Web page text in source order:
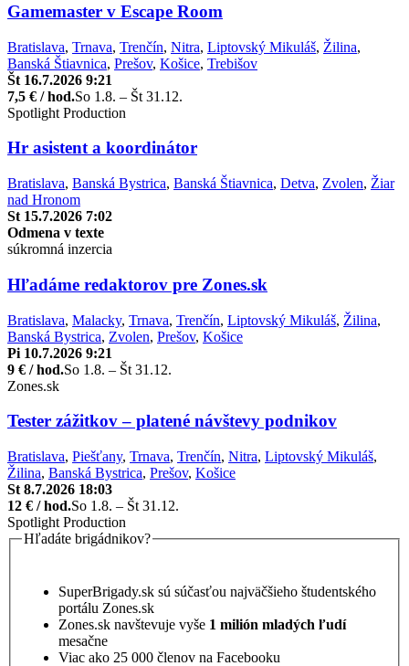
Gamemaster v Escape Room
Bratislava, Trnava, Trenčín, Nitra, Liptovský Mikuláš, Žilina,
Banská Štiavnica, Prešov, Košice, Trebišov
Št 16.7.2026 9:21
7,5 € / hod.So 1.8. – Št 31.12.
Spotlight Production
Hr asistent a koordinátor
Bratislava, Banská Bystrica, Banská Štiavnica, Detva, Zvolen, Žiar
nad Hronom
St 15.7.2026 7:02
Odmena v texte
súkromná inzercia
Hľadáme redaktorov pre Zones.sk
Bratislava, Malacky, Trnava, Trenčín, Liptovský Mikuláš, Žilina,
Banská Bystrica, Zvolen, Prešov, Košice
Pi 10.7.2026 9:21
9 € / hod.So 1.8. – Št 31.12.
Zones.sk
Tester zážitkov – platené návštevy podnikov
Bratislava, Piešťany, Trnava, Trenčín, Nitra, Liptovský Mikuláš,
Žilina, Banská Bystrica, Prešov, Košice
St 8.7.2026 18:03
12 € / hod.So 1.8. – Št 31.12.
Spotlight Production
Hľadáte brigádnikov?
SuperBrigady.sk sú súčasťou najväčšieho študentského
portálu Zones.sk
Zones.sk navštevuje vyše 1 milión mladých ľudí
mesačne
Viac ako 25 000 členov na Facebooku